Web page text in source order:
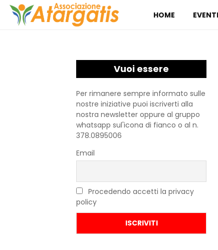
HOME EVENTI
Vuoi essere
Per rimanere sempre informato sulle
nostre iniziative puoi iscriverti alla
nostra newsletter oppure al gruppo
whatsapp sul'icona di fianco o al n.
378.0895006
Email
Procedendo accetti la privacy
policy